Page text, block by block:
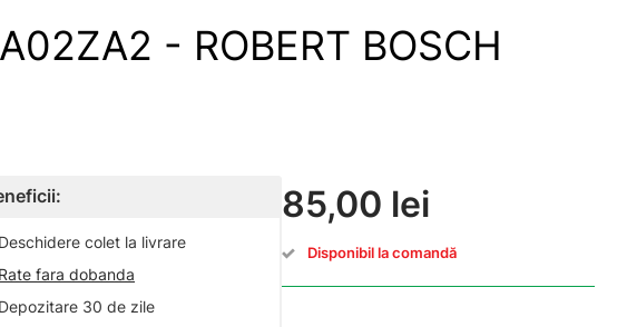
- ROBERT BOSCH
Deschidere colet la livrare
Rate fara dobanda
Depozitare 30 de zile
85,00 lei
Disponibil la comandă